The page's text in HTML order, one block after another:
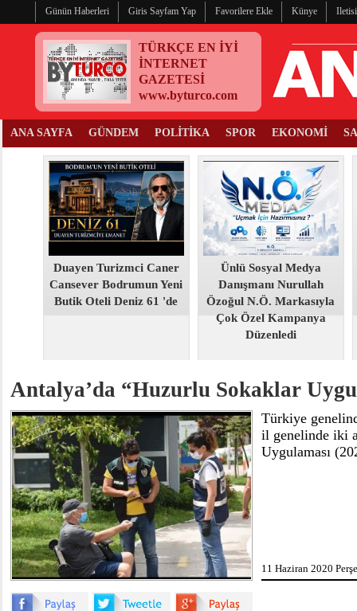
Günün Haberleri Giris Sayfam Yap Favorilere Ekle Künye
TÜRKÇE EN İYİ
İNTERNET
GAZETESİ
www.byturco.com
ANA SAYFA GÜNDEM POLİTİKA SPOR EKONOMİ
Duayen Turizmci Caner
Cansever Bodrumun Yeni
Butik Oteli Deniz 61 'de
Ünlü Sosyal Medya
Danışmanı Nurullah
Özoğul N.Ö. Markasıyla
Çok Özel Kampanya
Düzenledi
​Antalya’da “Huzurlu Sokaklar
Türkiye
il genelinde iki
Uygulaması
11 Haziran 2020